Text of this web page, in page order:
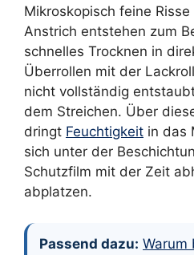
Mikroskopisch feine
Anstrich entstehen zum
schnelles Trocknen in
Überrollen mit der
nicht vollständig
dem Streichen. Über
dringt Feuchtigkeit in das
sich unter der
Schutzfilm mit der Zeit
abplatzen.
Passend dazu: Warum